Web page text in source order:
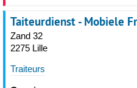
Taiteurdienst - Mobiele
Zand 32
2275 Lille
Traiteurs